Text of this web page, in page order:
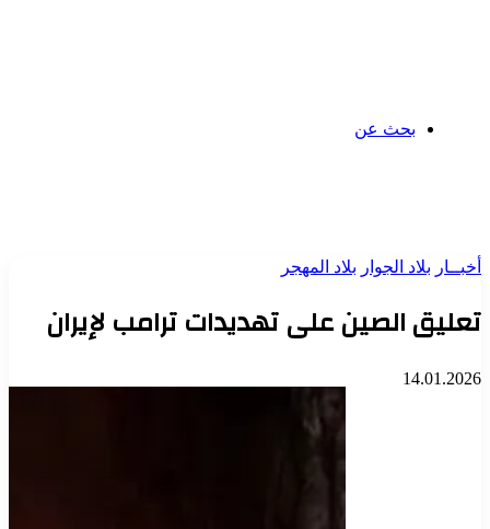
بحث عن
أخبــار بلاد الجوار بلاد المهجر
تعليق الصين على تهديدات ترامب لإيران
14.01.2026